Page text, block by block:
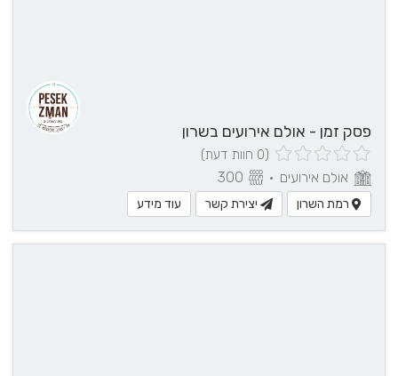
פסק זמן - אולם אירועים בשרון
(0 חוות דעת)
אולם אירועים •
רמת השרון יצירת קשר עוד מידע